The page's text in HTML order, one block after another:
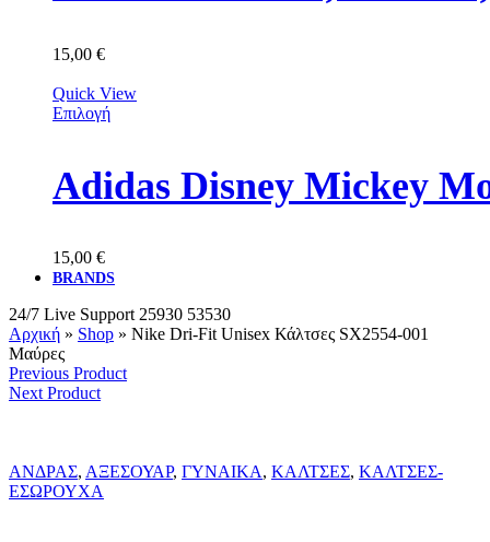
15,00 €
Quick View
Επιλογή
Adidas Disney Mickey
15,00 €
BRANDS
24/7 Live Support 25930 53530
Αρχική » Shop » Nike Dri-Fit Unisex Κάλτσες SX2554-001
Μαύρες
Previous Product
Next Product
ΑΝΔΡΑΣ, ΑΞΕΣΟΥΑΡ, ΓΥΝΑΙΚΑ, ΚΑΛΤΣΕΣ, ΚΑΛΤΣΕΣ-
ΕΣΩΡΟΥΧΑ